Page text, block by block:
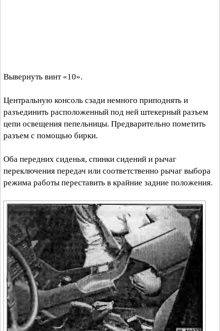
Вывернуть винт «10».
Центральную консоль сзади немного приподнять и
разъединить расположенный под ней штекерный разъем
цепи освещения пепельницы. Предварительно пометить
разъем с помощью бирки.
Оба передних сиденья, спинки сидений и рычаг
переключения передач или соответственно рычаг выбора
режима работы переставить в крайние задние положения.